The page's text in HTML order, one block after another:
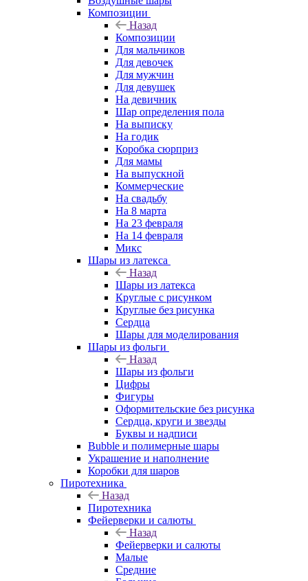
Композиции
Назад
Композиции
Для мальчиков
Для девочек
Для мужчин
Для девушек
На девичник
Шар определения пола
На выписку
На годик
Коробка сюрприз
Для мамы
На выпускной
Коммерческие
На свадьбу
На 8 марта
На 23 февраля
На 14 февраля
Микс
Шары из латекса
Назад
Шары из латекса
Круглые с рисунком
Круглые без рисунка
Сердца
Шары для моделирования
Шары из фольги
Назад
Шары из фольги
Цифры
Фигуры
Оформительские без рисунка
Сердца, круги и звезды
Буквы и надписи
Bubble и полимерные шары
Украшение и наполнение
Коробки для шаров
Пиротехника
Назад
Пиротехника
Фейерверки и салюты
Назад
Фейерверки и салюты
Малые
Средние